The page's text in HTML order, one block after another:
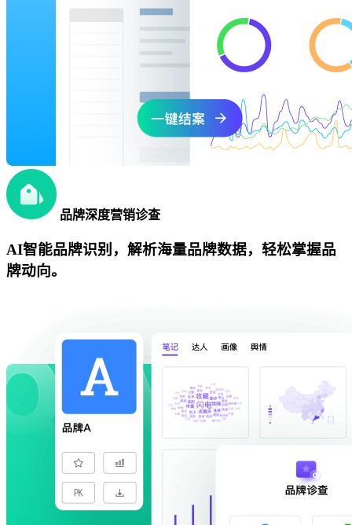
品牌深度营销诊查
AI智能品牌识别，解析海量品牌数据，轻松掌握品
牌动向。